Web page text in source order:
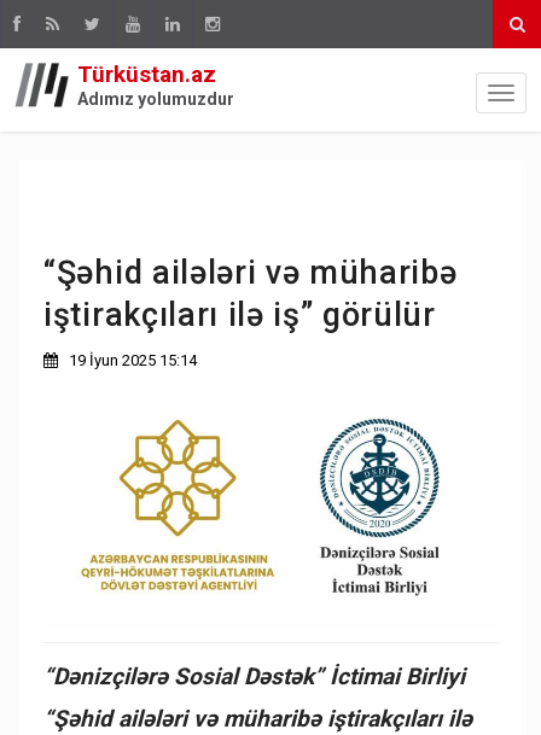
Türküstan.az
Adımız yolumuzdur
“Şəhid ailələri və müharibə
iştirakçıları ilə iş” görülür
19 İyun 2025 15:14
“Dənizçilərə Sosial Dəstək” İctimai Birliyi
“Şəhid ailələri və müharibə iştirakçıları ilə